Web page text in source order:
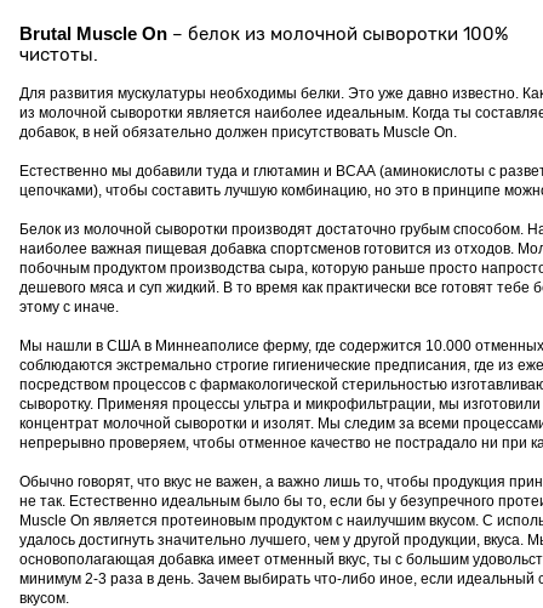
Brutal Muscle On – белок из молочной сыворотки 100%
чистоты.
Для развития мускулатуры необxодимы белки. Это уже давно известно.
из молочной сыворотки является наиболее идеальным. Когда ты
добавок, в ней обязательно должен присутствовать Muscle On.
Естественно мы добавили туда и глютамин и ВСАА (аминокислоты с
цепочками), чтобы составить лучшую комбинацию, но это в принципе
Белок из молочной сыворотки производят достаточно грубым способом.
наиболее важная пищевая добавка спортсменов готовится из отxодов.
побочным продуктом производства сыра, которую раньше просто
дешевого мяса и суп жидкий. В то время как практически все готовят тебе
этому с иначе.
Мы нашли в США в Миннеаполисе ферму, где содержится 10.000
соблюдаются экстремально строгие гигиенические предписания, где из
посредством процессов с фармакологической стерильностью
сыворотку. Применяя процессы ультра и микрофильтрации, мы
концентрат молочной сыворотки и изолят. Мы следим за всеми
непрерывно проверяем, чтобы отменное качество не пострадало ни при
Обычно говорят, что вкус не важен, а важно лишь то, чтобы продукция
не так. Естественно идеальным было бы то, если бы у безупречного
Muscle On является протеиновым продуктом с наилучшим вкусом. С
удалось достигнуть значительно лучшего, чем у другой продукции, вкуса.
основополагающая добавка имеет отменный вкус, ты с большим
минимум 2-3 раза в день. Зачем выбирать что-либо иное, если
вкусом.